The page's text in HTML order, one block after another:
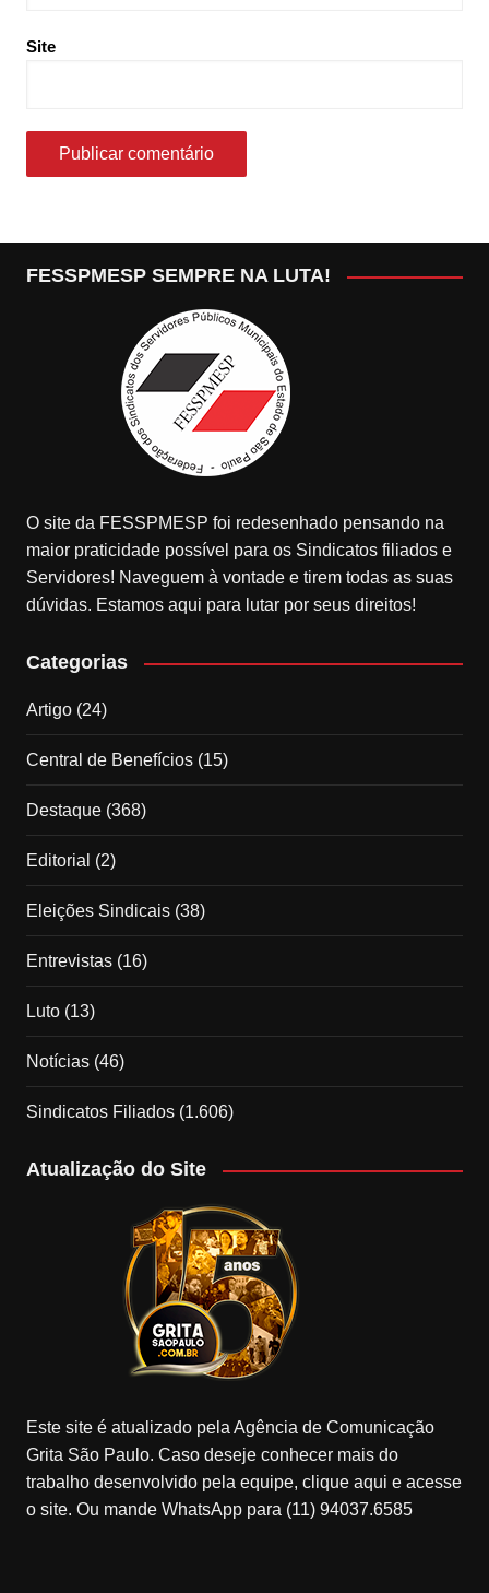
Site
FESSPMESP SEMPRE NA LUTA!
O site da FESSPMESP foi redesenhado pensando na
maior praticidade possível para os Sindicatos filiados e
Servidores! Naveguem à vontade e tirem todas as suas
dúvidas. Estamos aqui para lutar por seus direitos!
Categorias
Artigo(24)
Central de Benefícios(15)
Destaque(368)
Editorial (2)
Eleições Sindicais(38)
Entrevistas(16)
Luto(13)
Notícias(46)
Sindicatos Filiados(1.606)
Atualização do Site
Este site é atualizado pela Agência de Comunicação
Grita São Paulo. Caso deseje conhecer mais do
trabalho desenvolvido pela equipe, clique aqui e acesse
o site. Ou mande WhatsApp para (11) 94037.6585